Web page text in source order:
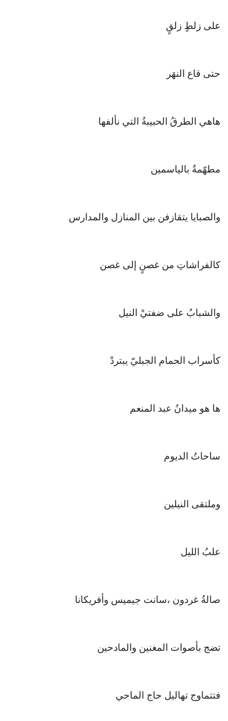
على زلطٍ زلقٍ
حتى قاع النهَر
هاهي الطرقُ الحبيبةُ التي نألفها
مطهّمةٌ بالياسمين
والصبايا يتقازفن بين المنازل والمدارس
كالفراشاتِ من غصنٍ إلى غصن
والشبابُ على ضفتيْ النيل
كأسراب الحمام الجبليّ يبتردْ
ها هو ميدانُ عبد المنعم
ساحاتُ الديوم
وملتقى النيلين
علبُ الليل
صالةُ غردون ،سانت جيميس وأفريكانا
تضج بأصوات المغنين والمادحين
فتتماوج تهاليل حاج الماحي